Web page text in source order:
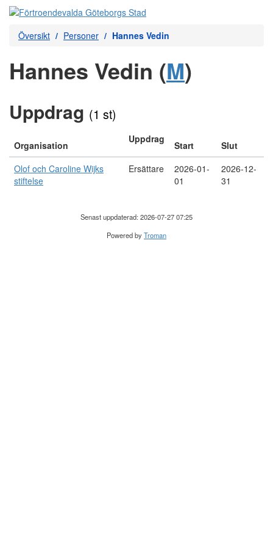
Översikt Personer Hannes Vedin
Hannes Vedin (M)
Uppdrag (1 st)
Organisation
Uppdrag
Start
Slut
Olof och Caroline Wijks
stiftelse
Ersättare
2026-01-
01
2026-12-
31
Senast uppdaterad: 2026-07-27 07:25
Powered byTroman